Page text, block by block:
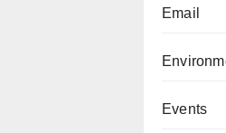
Email
Events